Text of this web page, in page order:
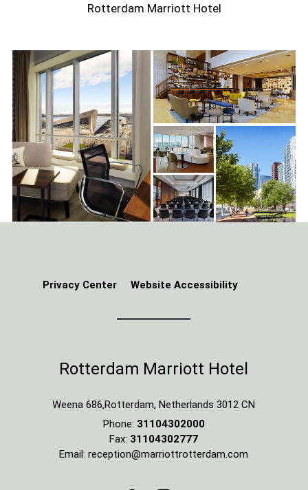
opnemen met de afdeling Reserveringen van Het
reservations@marriottrotterdam.com
'Gourmet Pack
age Deal'
Hotelarrangem
ent met restaur
ant The Millèn
*
" href="" targ
et="_blank">
Rotterdam Marriott Hotel
Privacy Center Website Accessibility
Rotterdam Marriott Hotel
Weena 686,Rotterdam, Netherlands 3012 CN
Phone: 31104302000
Fax: 31104302777
Email:reception@marriottrotterdam.com